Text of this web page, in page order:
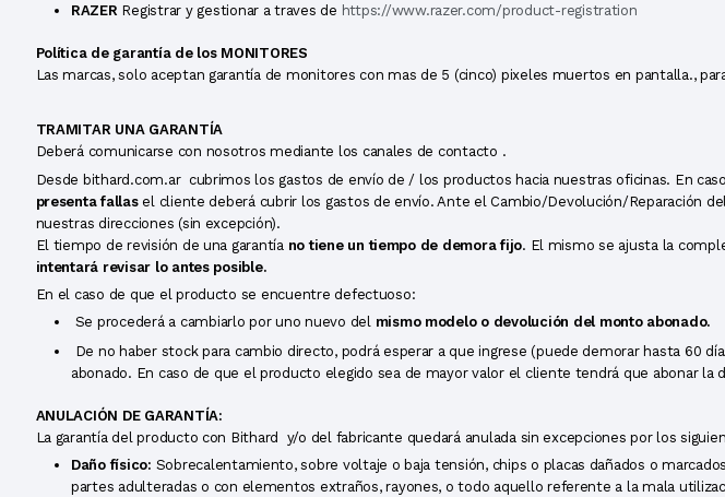
RAZER Registrar y gestionar a traves de https://www.razer.com/product-registration
Política de garantía de los MONITORES
Las marcas, solo aceptan garantía de monitores con mas de 5 (cinco) pixeles muertos en pantalla.,
TRAMITAR UNA GARANTÍA
Deberá comunicarse con nosotros mediante los canales de contacto .
Desde bithard.com.ar cubrimos los gastos de envío de / los productos hacia nuestras oficinas. En
presenta fallasel cliente deberá cubrir los gastos de envío.Ante el Cambio/Devolución/Reparación
nuestras direcciones (sin excepción).
El tiempo de revisión de una garantía no tiene un tiempo de demora fijo. El mismo se ajusta la
intentará revisar lo antes posible.
En el caso de que el producto se encuentre defectuoso:
Se procederá a cambiarlo por uno nuevo del mismo modelo o devolución del monto abonado.
De no haber stock para cambio directo, podrá esperar a que ingrese (puede demorar hasta 60
abonado. En caso de que el producto elegido sea de mayor valor el cliente tendrá que abonar la
ANULACIÓN DE GARANTÍA:
La garantía del producto con Bithard y/o del fabricante quedará anulada sin excepciones por los
Daño físico: Sobrecalentamiento, sobre voltaje o baja tensión, chips o placas dañados o
partes adulteradas o con elementos extraños, rayones, o todo aquello referente a la mala